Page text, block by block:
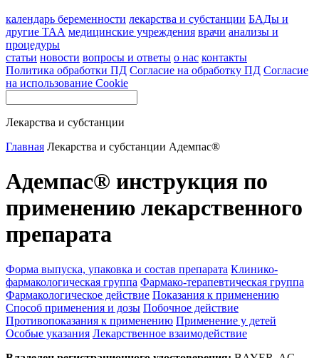
календарь беременности лекарства и субстанции БАДы и
другие ТАА медицинские учреждения врачи анализы и
процедуры
статьи новости вопросы и ответы о нас контакты
Политика обработки ПД Согласие на обработку ПД Согласие
на использование Cookie
Лекарства и субстанции
Главная Лекарства и субстанции Адемпас®
Адемпас® инструкция по
применению лекарственного
препарата
Форма выпуска, упаковка и состав препарата Клинико-
фармакологическая группа Фармако-терапевтическая группа
Фармакологическое действие Показания к применению
Способ применения и дозы Побочное действие
Противопоказания к применению Применение у детей
Особые указания Лекарственное взаимодействие